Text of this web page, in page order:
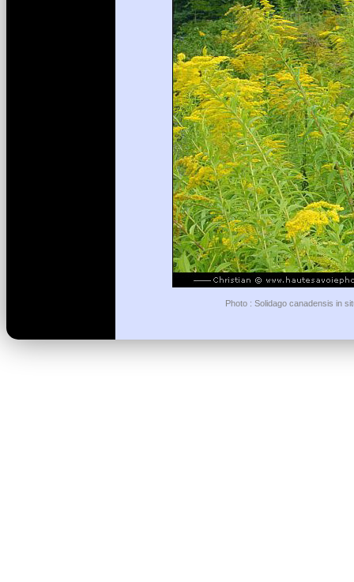
Photo : Solidago canadensis in